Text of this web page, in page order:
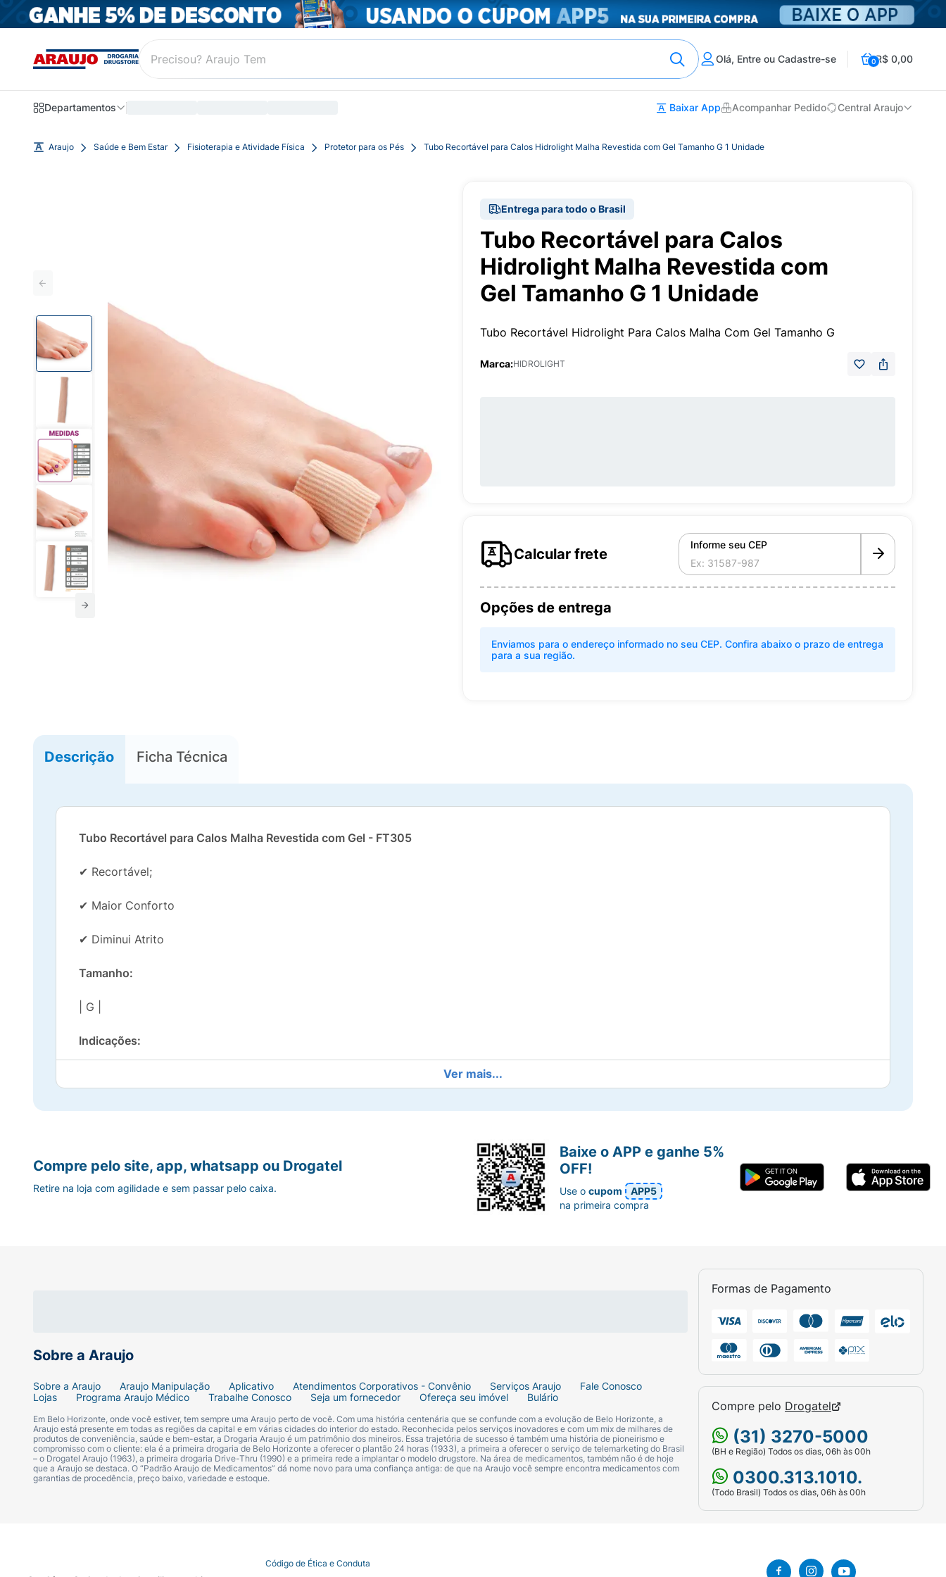
Olá, Entre ou Cadastre-se 0R$ 0,00
Departamentos Baixar App Acompanhar Pedido Central Araujo
Araujo Saúde e Bem Estar Fisioterapia e Atividade Física Protetor para os Pés Tubo Recortável para Calos Hidrolight Malha Revestida com Gel Tamanho G 1 Unidade
Entrega para todo o Brasil
Tubo Recortável para Calos
Hidrolight Malha Revestida com
Gel Tamanho G 1 Unidade
Tubo Recortável Hidrolight Para Calos Malha Com Gel Tamanho G
Marca:HIDROLIGHT
Calcular frete
Informe seu CEP
Opções de entrega
Enviamos para o endereço informado no seu CEP. Confira abaixo o prazo de entrega
para a sua região.
Descrição Ficha Técnica
Tubo Recortável para Calos Malha Revestida com Gel - FT305
✔ Recortável;
✔ Maior Conforto
✔ Diminui Atrito
Tamanho:
| G |
Indicações:
Indicado para proteção dos dedos, diminuindo o atrito com o calçado.
Modo de usar:
Corte (com uma tesoura) o tubo de acordo com o tamanho do dedo que necessita de proteção. E vista no dedo.
Composição:
Tecido (70% elastano + 30% lycra) revestido com 100% gel polimero (sebs) + óleo mineral.
Ver mais...
Sobre a Araujo
Sobre a Araujo Araujo Manipulação Aplicativo Atendimentos Corporativos - Convênio Serviços Araujo
Fale Conosco
Lojas
Programa Araujo Médico Trabalhe Conosco Seja um fornecedor Ofereça seu imóvel Bulário
Em Belo Horizonte, onde você estiver, tem sempre uma Araujo perto de você. Com uma história centenária que se confunde com a evolução de Belo Horizonte, a
Araujo está presente em todas as regiões da capital e em várias cidades do interior do estado. Reconhecida pelos serviços inovadores e com um mix de milhares de
produtos de conveniência, saúde e bem-estar, a Drogaria Araujo é um patrimônio dos mineiros. Essa trajetória de sucesso é também uma história de pioneirismo e
compromisso com o cliente: ela é a primeira drogaria de Belo Horizonte a oferecer o plantão 24 horas (1933), a primeira a oferecer o serviço de telemarketing do Brasil
– o Drogatel Araujo (1963), a primeira drogaria Drive-Thru (1990) e a primeira rede a implantar o modelo drugstore. Na área de medicamentos, também não é de hoje
que a Araujo se destaca. O “Padrão Araujo de Medicamentos” dá nome novo para uma confiança antiga: de que na Araujo você sempre encontra medicamentos com
garantias de procedência, preço baixo, variedade e estoque.
Formas de Pagamento
Compre pelo Drogatel
(31) 3270-5000
(BH e Região) Todos os dias, 06h às 00h
0300.313.1010.
(Todo Brasil) Todos os dias, 06h às 00h
Compre pelo site, app, whatsapp ou Drogatel
Retire na loja com agilidade e sem passar pelo caixa.
Baixe o APP e ganhe 5%
OFF!
Use ocupom
APP5
na primeira compra
Código de Ética e Conduta